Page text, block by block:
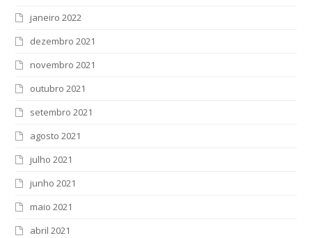
janeiro 2022
dezembro 2021
novembro 2021
outubro 2021
setembro 2021
agosto 2021
julho 2021
junho 2021
maio 2021
abril 2021